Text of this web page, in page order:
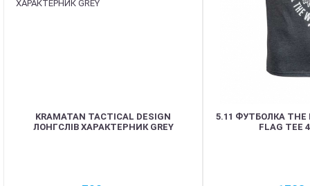
KRAMATAN TACTICAL DESIGN
ЛОНГСЛІВ ХАРАКТЕРНИК GREY
5.11 ФУТБОЛКА THE
FLAG TEE